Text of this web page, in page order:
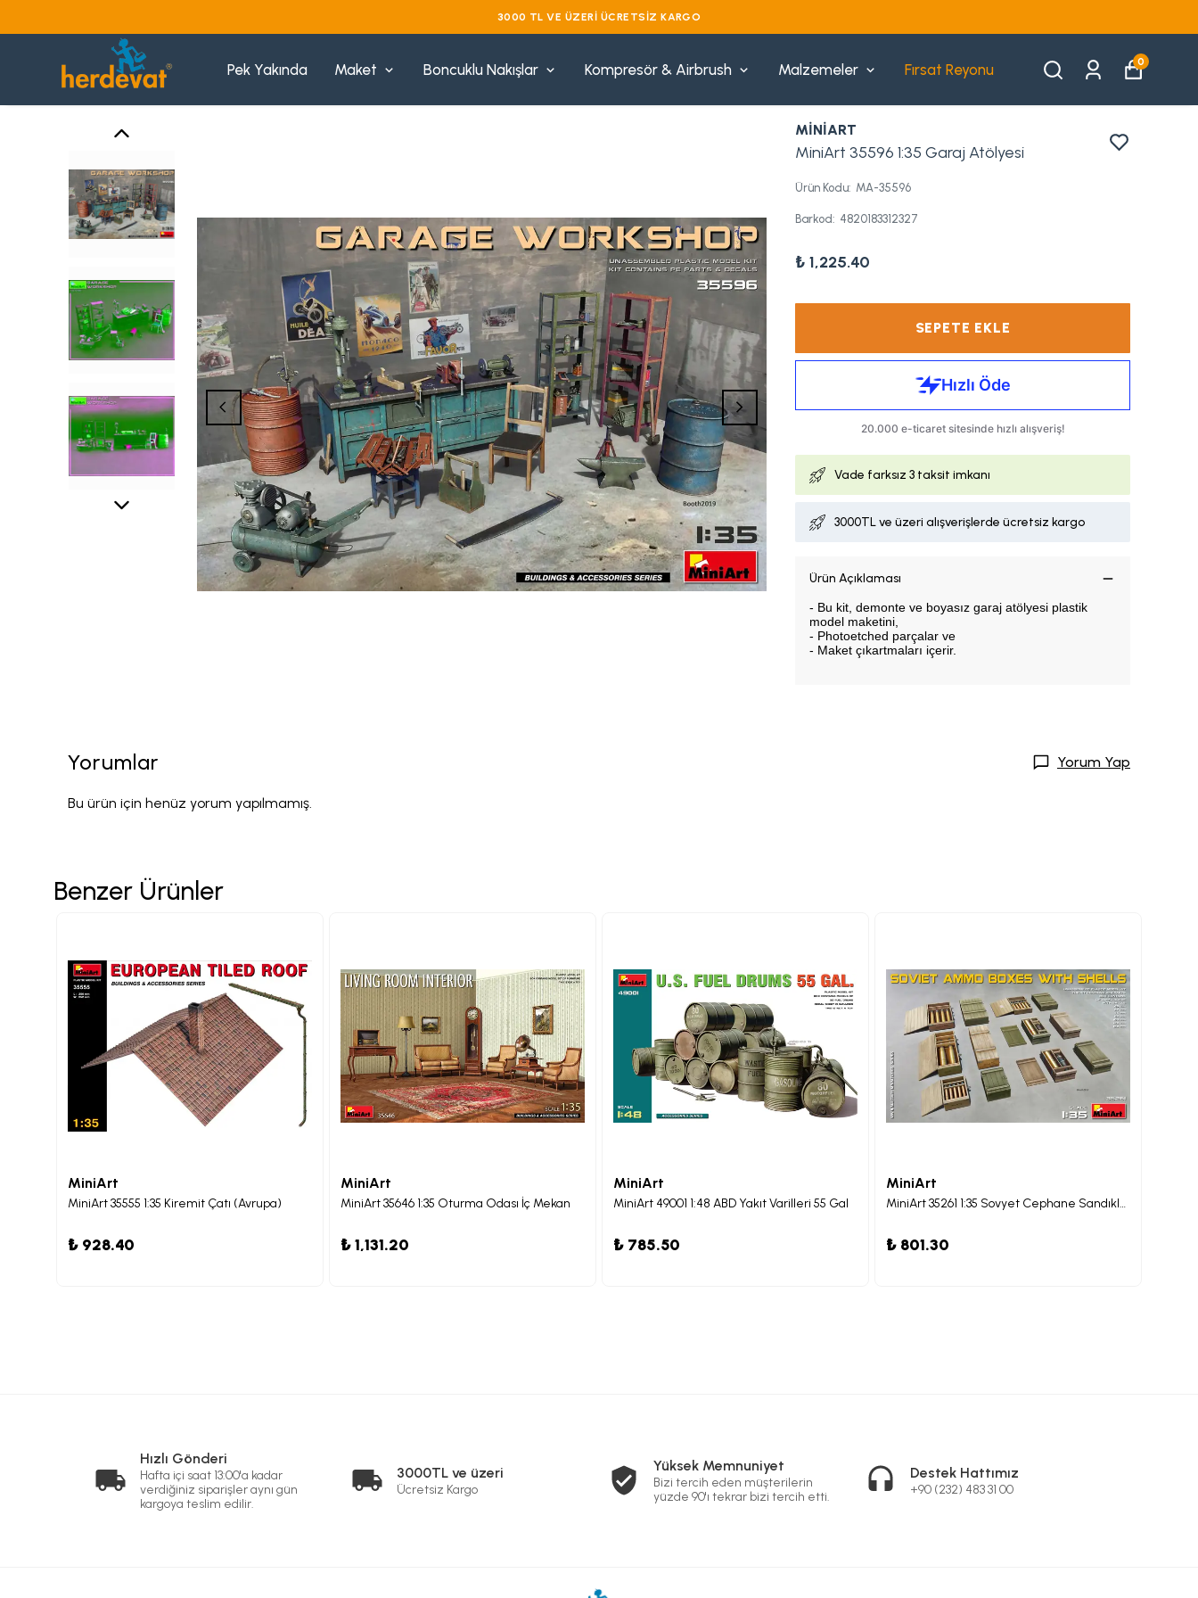
VADE FARKSIZ 3 TAKSIT
Pek Yakında Maket Boncuklu Nakışlar Kompresör & Airbrush Malzemeler Fırsat Reyonu 0
MİNİART
MiniArt 35596 1:35 Garaj Atölyesi
Ürün Kodu: MA-35596
Barkod: 4820183312327
₺ 1,225.40
SEPETE EKLE
Vade farksız 3 taksit imkanı
3000TL ve üzeri alışverişlerde ücretsiz kargo
Ürün Açıklaması
- Bu kit, demonte ve boyasız garaj atölyesi plastik
model maketini,
- Photoetched parçalar ve
- Maket çıkartmaları içerir.
Yorumlar Yorum Yap
Bu ürün için henüz yorum yapılmamış.
Benzer Ürünler
MiniArt
MiniArt 35555 1:35 Kiremit Çatı (Avrupa)
₺ 928.40
MiniArt
MiniArt 35646 1:35 Oturma Odası İç Mekan
₺ 1,131.20
MiniArt
MiniArt 49001 1:48 ABD Yakıt Varilleri 55 Gal
₺ 785.50
MiniArt
MiniArt 35261 1:35 Sovyet Cephane Sandıkları ve Mermileri
₺ 801.30
Hızlı Gönderi
Hafta içi saat 13:00'a kadar
verdiğiniz siparişler aynı gün
kargoya teslim edilir.
3000TL ve üzeri
Ücretsiz Kargo
Yüksek Memnuniyet
Bizi tercih eden müşterilerin
yüzde 90'ı tekrar bizi tercih etti.
Destek Hattımız
+90 (232) 483 31 00